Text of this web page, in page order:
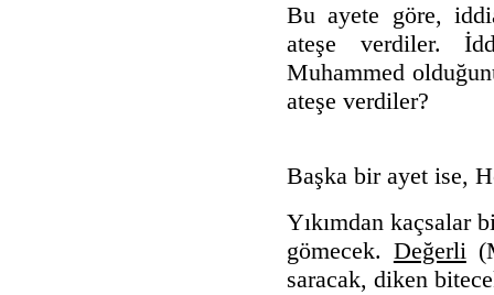
Bu ayete göre,
ateşe verdiler.
Muhammed
ateşe verdiler?
Başka bir ayet ise,
Yıkımdan kaçsalar
gömecek. Değerli
saracak, diken